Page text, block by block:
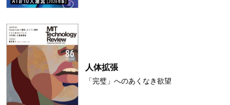
人体拡張
「完璧」へのあくなき欲望